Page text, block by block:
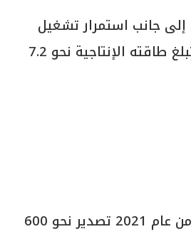
جانب استمرار تشغيل
مجمع “إدكو” الذي تبلغ طاقته الإنتاجية نحو 7.2
وشهد الربع الثالث من عام 2021 تصدير نحو 600